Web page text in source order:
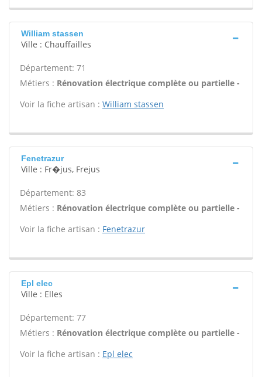
William stassen
Ville : Chauffailles
Département: 71
Métiers : Rénovation électrique complète ou partielle -
Voir la fiche artisan : William stassen
Fenetrazur
Ville : Fr�jus, Frejus
Département: 83
Métiers : Rénovation électrique complète ou partielle -
Voir la fiche artisan : Fenetrazur
Epl elec
Ville : Elles
Département: 77
Métiers : Rénovation électrique complète ou partielle -
Voir la fiche artisan : Epl elec